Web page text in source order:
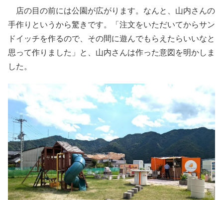
店の目の前には公園が広がります。なんと、山内さんの
手作りというから驚きです。「注文をいただいてからサン
ドイッチを作るので、その間に遊んでもらえたらいいなと
思って作りました」と、山内さんは作った意図を明かしま
した。